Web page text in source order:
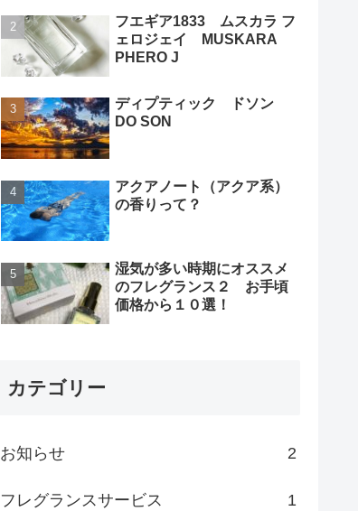
フエギア1833 ムスカラ フ
ェロジェイ MUSKARA
PHERO J
ディプティック ドソン
DO SON
アクアノート（アクア系）
の香りって？
湿気が多い時期にオススメ
のフレグランス２ お手頃
価格から１０選！
カテゴリー
お知らせ 2
フレグランスサービス 1